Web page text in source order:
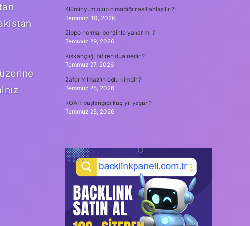
Alüminyum olup olmadığı nasıl anlaşılır ?
Temmuz 30, 2026
Zippo normal benzinle yanar mı ?
Temmuz 29, 2026
Kıskançlığı bitiren dua nedir ?
Temmuz 27, 2026
Zafer Yılmaz’ın oğlu kimdir ?
Temmuz 25, 2026
KOAH başlangıcı kaç yıl yaşar ?
Temmuz 25, 2026